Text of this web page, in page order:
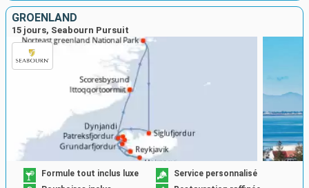
GROENLAND
15 jours, Seabourn Pursuit
Formule tout inclus luxe
Service personnalisé